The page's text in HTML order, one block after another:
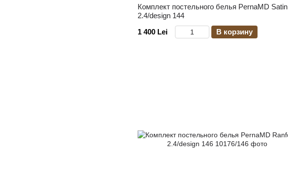
Комплект постельного белья PernaMD Satin
2.4/design 144
1 400 Lei
В корзину